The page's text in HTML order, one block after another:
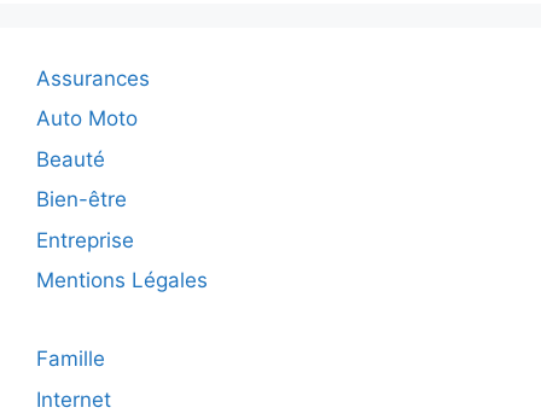
Assurances
Auto Moto
Beauté
Bien-être
Entreprise
Mentions Légales
Famille
Internet